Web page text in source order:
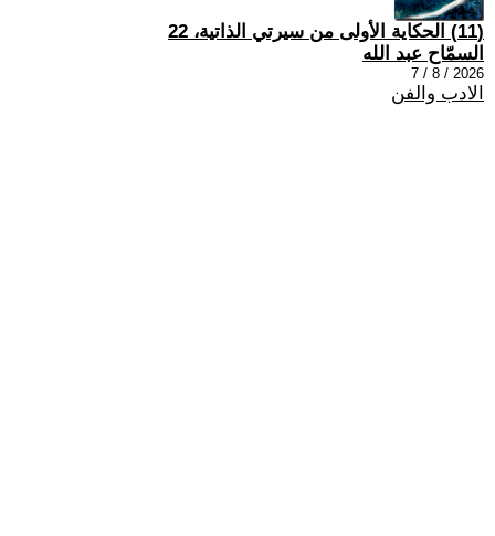
(11) الحكاية الأولى من سيرتي الذاتية، 22
السمّاح عبد الله
2026 / 8 / 7
الادب والفن